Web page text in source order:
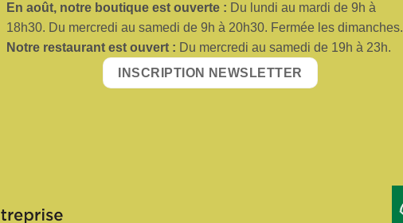
En août, notre boutique est ouverte : Du lundi au mardi de 9h à
18h30. Du mercredi au samedi de 9h à 20h30. Fermée les dimanches.
Notre restaurant est ouvert : Du mercredi au samedi de 19h à 23h.
INSCRIPTION NEWSLETTER